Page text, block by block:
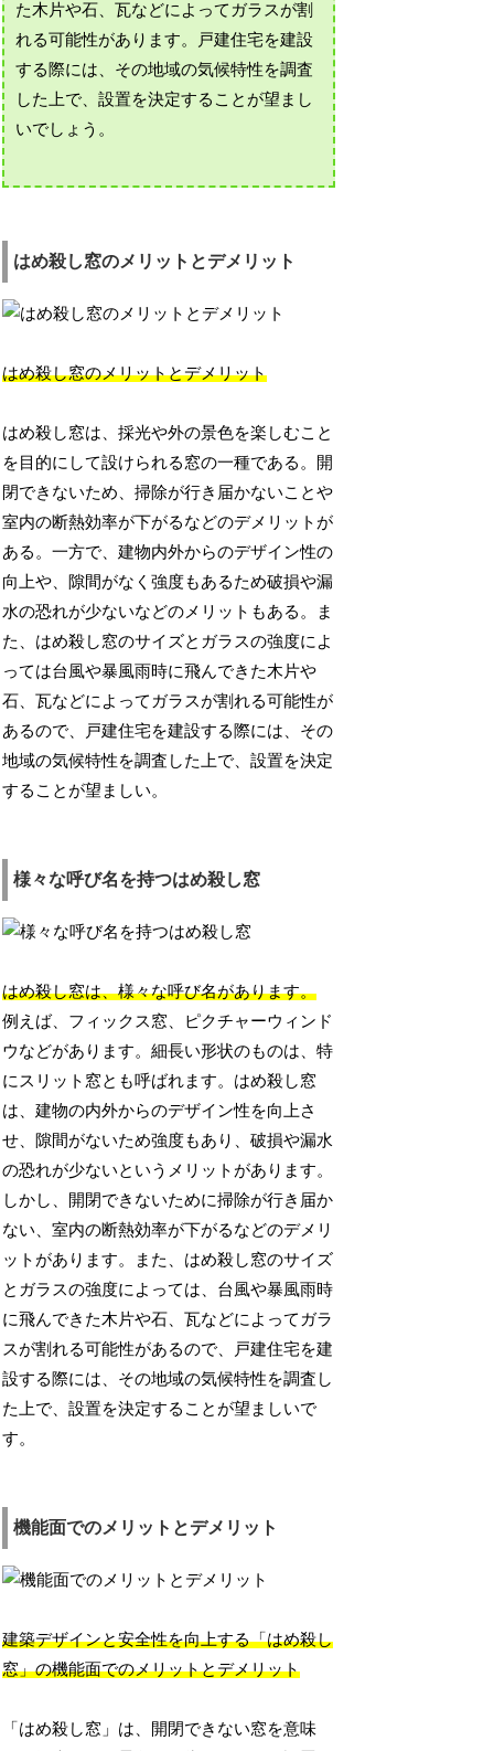
た木片や石、瓦などによってガラスが割
れる可能性があります。戸建住宅を建設
する際には、その地域の気候特性を調査
した上で、設置を決定することが望まし
いでしょう。
はめ殺し窓のメリットとデメリット
はめ殺し窓のメリットとデメリット
はめ殺し窓は、採光や外の景色を楽しむこと
を目的にして設けられる窓の一種である。開
閉できないため、掃除が行き届かないことや
室内の断熱効率が下がるなどのデメリットが
ある。一方で、建物内外からのデザイン性の
向上や、隙間がなく強度もあるため破損や漏
水の恐れが少ないなどのメリットもある。ま
た、はめ殺し窓のサイズとガラスの強度によ
っては台風や暴風雨時に飛んできた木片や
石、瓦などによってガラスが割れる可能性が
あるので、戸建住宅を建設する際には、その
地域の気候特性を調査した上で、設置を決定
することが望ましい。
様々な呼び名を持つはめ殺し窓
はめ殺し窓は、様々な呼び名があります。
例えば、フィックス窓、ピクチャーウィンド
ウなどがあります。細長い形状のものは、特
にスリット窓とも呼ばれます。はめ殺し窓
は、建物の内外からのデザイン性を向上さ
せ、隙間がないため強度もあり、破損や漏水
の恐れが少ないというメリットがあります。
しかし、開閉できないために掃除が行き届か
ない、室内の断熱効率が下がるなどのデメリ
ットがあります。また、はめ殺し窓のサイズ
とガラスの強度によっては、台風や暴風雨時
に飛んできた木片や石、瓦などによってガラ
スが割れる可能性があるので、戸建住宅を建
設する際には、その地域の気候特性を調査し
た上で、設置を決定することが望ましいで
す。
機能面でのメリットとデメリット
建築デザインと安全性を向上する「はめ殺し
窓」の機能面でのメリットとデメリット
「はめ殺し窓」は、開閉できない窓を意味